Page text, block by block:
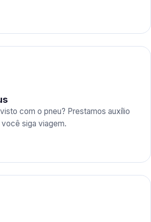
com o pneu? Prestamos auxílio
siga viagem.